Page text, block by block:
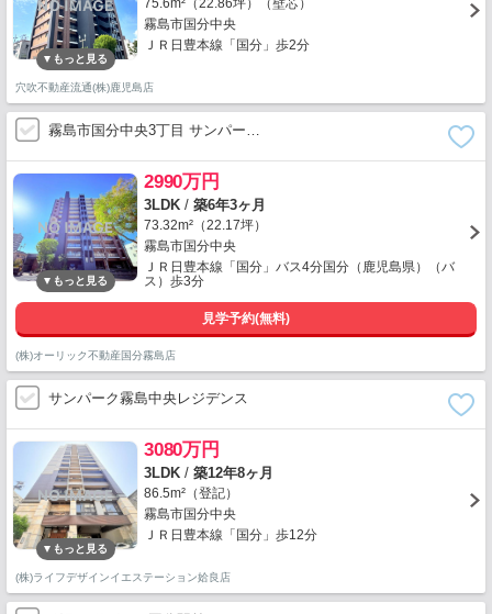
75.6m²（22.86坪）（壁芯）
霧島市国分中央
ＪＲ日豊本線「国分」歩2分
穴吹不動産流通(株)鹿児島店
霧島市国分中央3丁目 サンパー…
2990万円
3LDK / 築6年3ヶ月
73.32m²（22.17坪）
霧島市国分中央
ＪＲ日豊本線「国分」バス4分国分（鹿児島県）（バ
ス）歩3分
見学予約(無料)
(株)オーリック不動産国分霧島店
サンパーク霧島中央レジデンス
3080万円
3LDK / 築12年8ヶ月
86.5m²（登記）
霧島市国分中央
ＪＲ日豊本線「国分」歩12分
(株)ライフデザインイエステーション姶良店